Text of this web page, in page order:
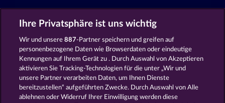
Fruit Love 7 Supernova Fruits New Limits
Ihre Privatsphäre ist uns wichtig
Wir und unsere887-Partner speichern und greifen auf
personenbezogene Daten wie Browserdaten oder eindeutige
Kennungen auf Ihrem Gerät zu . Durch Auswahl von Akzeptieren
aktivieren Sie Tracking-Technologien für die unter „Wir und
unsere Partner verarbeiten Daten, um Ihnen Dienste
bereitzustellen“ aufgeführten Zwecke. Durch Auswahl von Alle
ablehnen oder Widerruf Ihrer Einwilligung werden diese